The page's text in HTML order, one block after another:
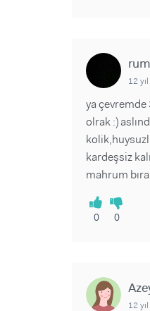
12
ya
olrak :)
kardeşsiz
mahrum
0 0
12